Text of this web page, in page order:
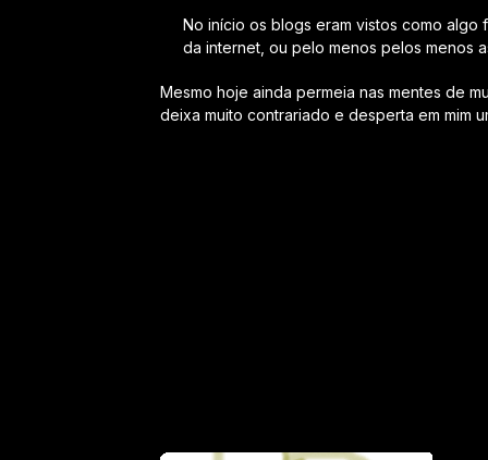
No início os blogs eram vistos como
da internet, ou pelo menos pelos menos
Mesmo hoje ainda permeia nas mentes de
deixa muito contrariado e desperta em mim